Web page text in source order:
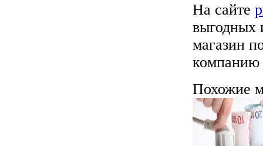
На сайте
выгодных
магазин
компанию
Похожие